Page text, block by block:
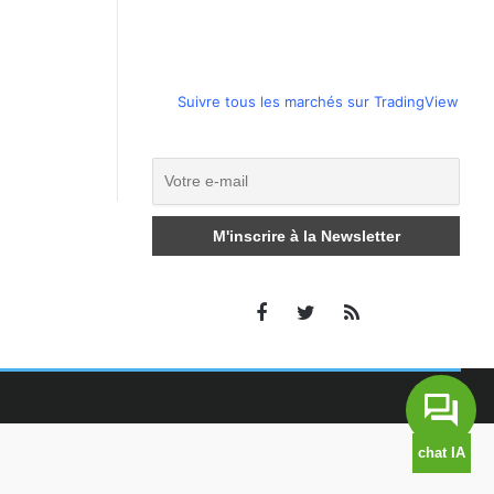
Suivre tous les marchés sur TradingView